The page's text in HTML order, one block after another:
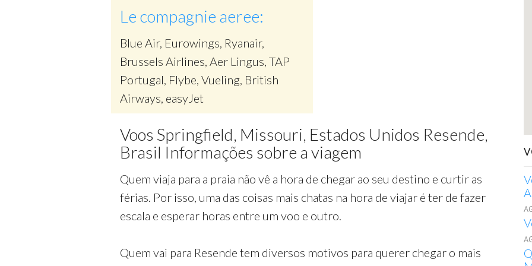
Le compagnie aeree:
Blue Air, Eurowings, Ryanair,
Brussels Airlines, Aer Lingus, TAP
Portugal, Flybe, Vueling, British
Airways, easyJet
Voos Springfield, Missouri, Estados Unidos Resende,
Brasil Informações sobre a viagem
Quem viaja para a praia não vê a hora de chegar ao seu destino e curtir as
férias. Por isso, uma das coisas mais chatas na hora de viajar é ter de fazer
escala e esperar horas entre um voo e outro.
Quem vai para Resende tem diversos motivos para querer chegar o mais